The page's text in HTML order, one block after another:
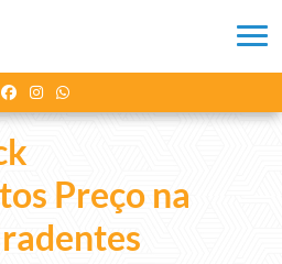
Preço na